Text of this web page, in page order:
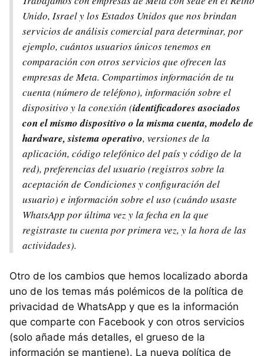
Unido, Israel y los Estados Unidos que nos brindan
servicios de análisis comercial para determinar, por
ejemplo, cuántos usuarios únicos tenemos en
comparación con otros servicios que ofrecen las
empresas de Meta. Compartimos información de tu
cuenta (número de teléfono), información sobre el
dispositivo y la conexión (identificadores asociados
con el mismo dispositivo o la misma cuenta, modelo de
hardware, sistema operativo, versiones de la
aplicación, código telefónico del país y código de la
red), preferencias del usuario (registros sobre la
aceptación de Condiciones y configuración del
usuario) e información sobre el uso (cuándo usaste
WhatsApp por última vez y la fecha en la que
registraste tu cuenta por primera vez, y la hora de las
actividades).
Otro de los cambios que hemos localizado aborda
uno de los temas más polémicos de la política de
privacidad de WhatsApp y que es la información
que comparte con Facebook y con otros servicios
(solo añade más detalles, el grueso de la
información se mantiene). La nueva política de